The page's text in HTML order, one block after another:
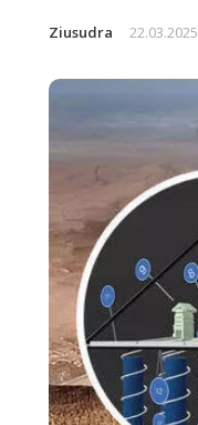
Ziusudra 22.03.2025